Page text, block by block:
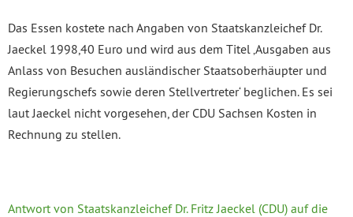
Das Essen kostete nach Angaben von Staatskanzleichef Dr.
Jaeckel 1998,40 Euro und wird aus dem Titel ‚Ausgaben aus
Anlass von Besuchen ausländischer Staatsoberhäupter und
Regierungschefs sowie deren Stellvertreter‘ beglichen. Es sei
laut Jaeckel nicht vorgesehen, der CDU Sachsen Kosten in
Rechnung zu stellen.
Antwort von Staatskanzleichef Dr. Fritz Jaeckel (CDU) auf die